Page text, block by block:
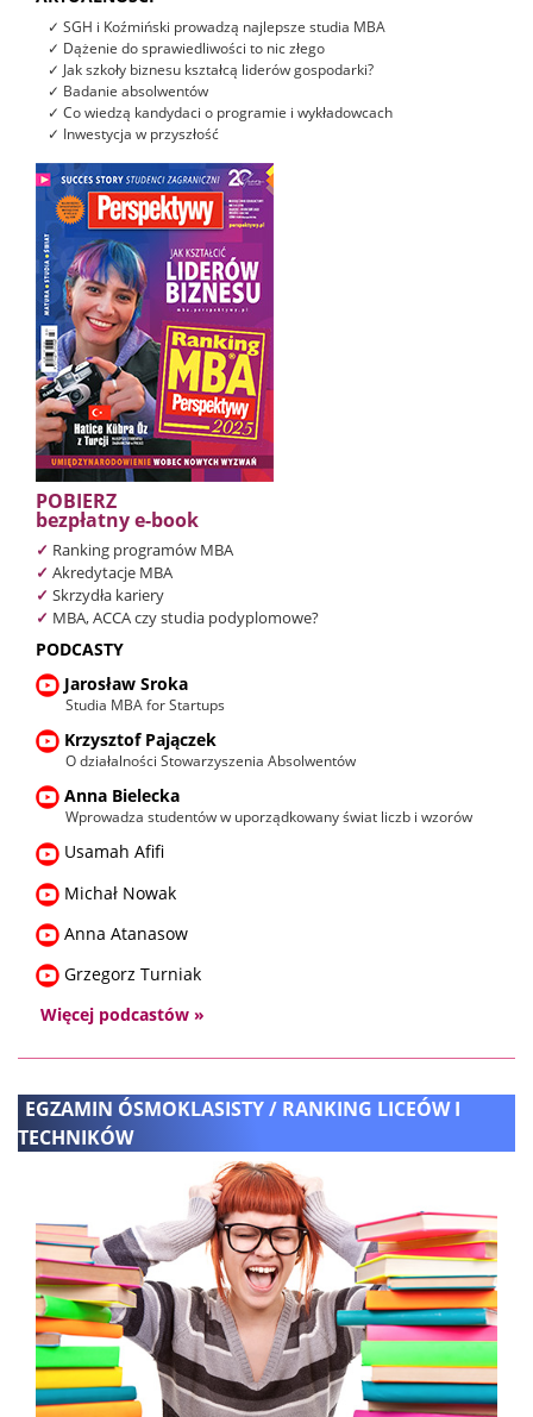
✓ SGH i Koźmiński prowadzą najlepsze studia MBA
✓ Dążenie do sprawiedliwości to nic złego
✓ Jak szkoły biznesu kształcą liderów gospodarki?
✓ Badanie absolwentów
✓ Co wiedzą kandydaci o programie i wykładowcach
✓ Inwestycja w przyszłość
POBIERZ
bezpłatny e-book
✓ Ranking programów MBA
✓ Akredytacje MBA
✓ Skrzydła kariery
✓ MBA, ACCA czy studia podyplomowe?
PODCASTY
Jarosław Sroka
Studia MBA for Startups
Krzysztof Pajączek
O działalności Stowarzyszenia Absolwentów
Anna Bielecka
Wprowadza studentów w uporządkowany świat liczb i wzorów
Usamah Afifi
Michał Nowak
Anna Atanasow
Grzegorz Turniak
Więcej podcastów »
EGZAMIN ÓSMOKLASISTY / RANKING LICEÓW I
TECHNIKÓW